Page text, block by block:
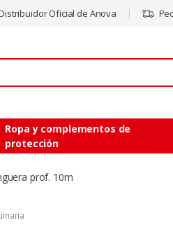
Oficial de Anova
Ropa y complementos de
protección
prof. 10m